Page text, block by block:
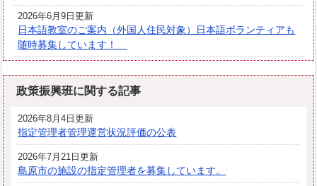
2026年6月9日更新
日本語教室のご案内（外国人住民対象）日本語ボランティアも
随時募集しています！
政策振興班に関する記事
2026年8月4日更新
指定管理者管理運営状況評価の公表
2026年7月21日更新
島原市の施設の指定管理者を募集しています。